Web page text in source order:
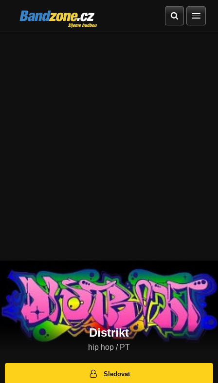
Bandzone.cz
žijeme hudbou
Distrikt
hip hop / PT
Sledovat